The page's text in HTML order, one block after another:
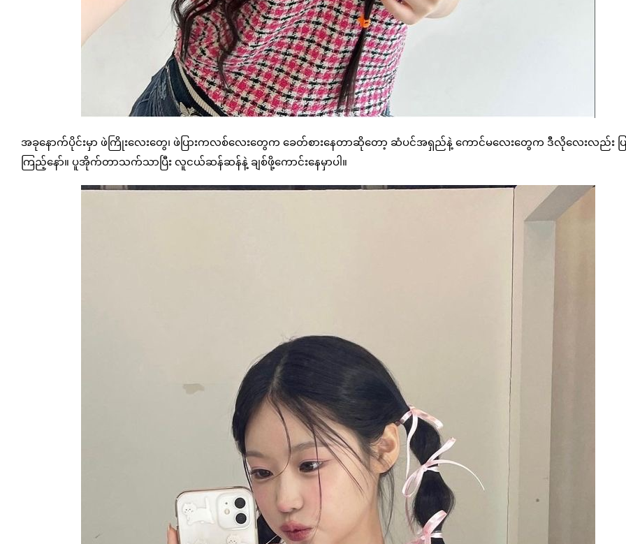
အခုနောက်ပိုင်းမှာ ဖဲကြိုးလေးတွေ၊ ဖဲပြားကလစ်လေးတွေက ခေတ်စားနေတာဆိုတော့ ဆံပင်အရှည်နဲ့ ကောင်မလေးတွေက ဒီလိုလေးလည်း ပ
ကြည့်နော်။ ပူအိုက်တာသက်သာပြီး လူငယ်ဆန်ဆန်နဲ့ ချစ်ဖို့ကောင်းနေမှာပါ။